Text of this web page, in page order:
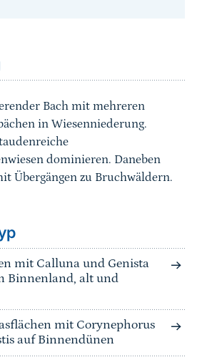
Bach mit mehreren
in Wiesenniederung.
dominieren. Daneben
Übergängen zu Bruchwäldern.
mit Calluna und Genista
Binnenland, alt und
mit Corynephorus
auf Binnendünen